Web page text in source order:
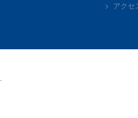
アクセ